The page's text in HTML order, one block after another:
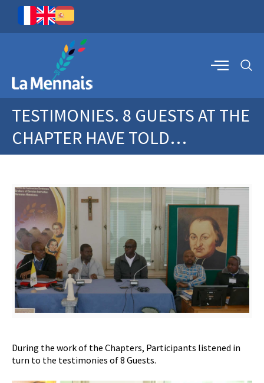
TESTIMONIES. 8 GUESTS AT THE
CHAPTER HAVE TOLD…
During the work of the Chapters, Participants listened in
turn to the testimonies of 8 Guests.